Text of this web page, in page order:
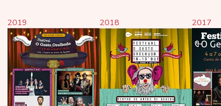
2019 2018 2017